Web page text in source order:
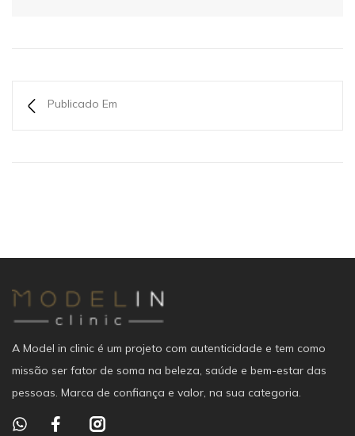
Publicado Em
A Model in clinic é um projeto com autenticidade e tem como
missão ser fator de soma na beleza, saúde e bem-estar das
pessoas. Marca de confiança e valor, na sua categoria.